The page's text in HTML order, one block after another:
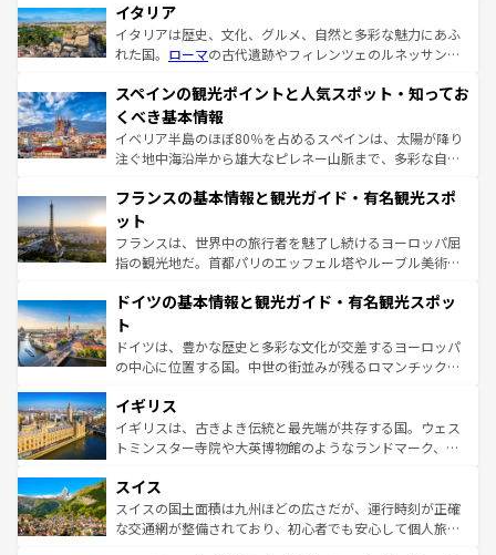
イタリア
イタリアは歴史、文化、グルメ、自然と多彩な魅力にあふ
れた国。 ローマの古代遺跡やフィレンツェのルネッサンス
ろん、トスカーナの美しい田園風景やアマルフィ海岸の絶
景など、自然景観も見逃せない。観光の合間には、本場の
ピザやパスタなど、絶品のイタリア料理を堪能することも
できる。朝目覚めてから夜眠るまで、すべての瞬間を楽し
なお、新着のイタリア情報はコンテンツ一覧を参照してほ
しい。
スペインの観光ポイントと人気スポット・知ってお
くべき基本情報
イベリア半島のほぼ80％を占めるスペインは、太陽が降り
注ぐ地中海沿岸から雄大なピレネー山脈まで、多彩な自然
文化が根付くこの国では、情熱的なフラメンコ、熱気あふ
れる闘牛、そして美味しいタパスが生活の一部となってい
る。首都マドリードの洗練された雰囲気や、バルセロナの
アートに溢れた街角から、地方では古代ローマ遺跡や中世
せる。地方によって風土や気候が異なるスペインはその個
ンテンツ一覧 を参照してほしい。
フランスの基本情報と観光ガイド・有名観光スポ
ット
フランスは、世界中の旅行者を魅了し続けるヨーロッパ屈
指の観光地だ。首都パリのエッフェル塔やルーブル美術館
で、幅広い魅力が詰まっている。華麗な宮殿、歴史的な大
聖堂、美しいビーチ、そして豊かな自然が、訪れる者を心
から魅了する。また、フランスは美食の国としても知ら
れ、フランス料理はユネスコ無形文化遺産にも登録されて
香り高いラベンダー畑など、多彩な楽しみ方が可能だ。さ
らに、パリ以外の地域にも魅力が溢れており、どの街角に
も豊かな歴史と文化が息づいている。パリ以外の個性あふ
を参照してほしい。
ドイツの基本情報と観光ガイド・有名観光スポッ
ト
ドイツは、豊かな歴史と多彩な文化が交差するヨーロッパ
の中心に位置する国。中世の街並みが残るロマンチック街
顔を持つこの国は、どこを歩いても飽きることがない。ベ
ルリンの文化的活気、バイエルン州のアルプスの絶景、そ
してライン川沿いのワイン畑といった風景は必見。ビール
は、お酒好きな人にはぜひ体験してほしい。 なお、新着の
ドイツ情報はコンテンツ一覧を参照してほしい。
イギリス
イギリスは、古きよき伝統と最先端が共存する国。ウェス
トミンスター寺院や大英博物館のようなランドマーク、歴
リアごとに異なる魅力がある。また、優雅なアフタヌーン
ティー、ビール好きにはたまらない英国パブ、サッカー観
戦など、本場だからこそできる体験も豊富。イギリスを旅
スイス
スイスの国土面積は九州ほどの広さだが、運行時刻が正確
な交通網が整備されており、初心者でも安心して個人旅行